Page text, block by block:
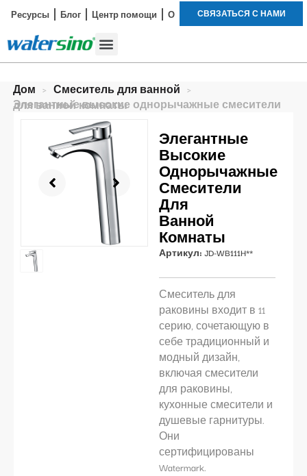
Ресурсы Блог Центр помощи О СВЯЗАТЬСЯ С НАМИ
Дом > Смеситель для ванной >
Элегантные высокие однорычажные смесители для ванной комнаты
Элегантные
Высокие
Однорычажные
Смесители
Для
Ванной
Комнаты
Артикул: JD-WB111H**
Смеситель для
раковины входит в 11
серию, сочетающую в
себе традиционный и
модный дизайн,
включая смесители
для раковины,
кухонные смесители и
душевые гарнитуры.
Они
сертифицированы
Watermark.